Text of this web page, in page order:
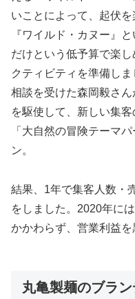
いことによって、起伏
『ワイルド・カヌー』
だけという低予算で楽
クティビティを準備しま
相談を受けた森岡毅さ
を駆使して、新しい集
「大自然の冒険テーマ
ン。
結果、1年で集客人数・
をしました。2020年に
かかわらず、営業利益を
丸亀製麺のブラ